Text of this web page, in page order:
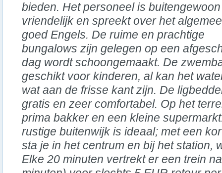
bieden. Het personeel is buitengewoon
vriendelijk en spreekt over het
goed Engels. De ruime en prachtige
bungalows zijn gelegen op een
dag wordt schoongemaakt. De
geschikt voor kinderen, al kan het
wat aan de frisse kant zijn. De
gratis en zeer comfortabel. Op het
prima bakker en een kleine
rustige buitenwijk is ideaal; met een
sta je in het centrum en bij het station,
Elke 20 minuten vertrekt er een trein